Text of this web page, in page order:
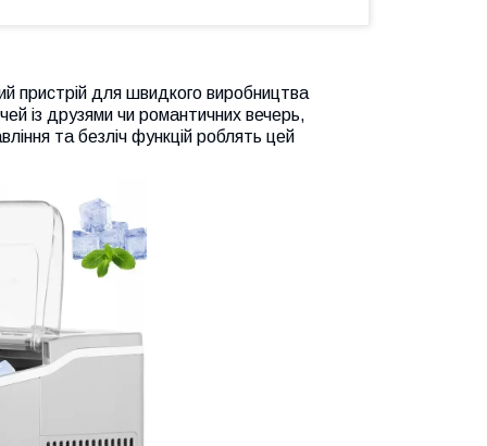
пристрій для швидкого виробництва
із друзями чи романтичних вечерь,
та безліч функцій роблять цей